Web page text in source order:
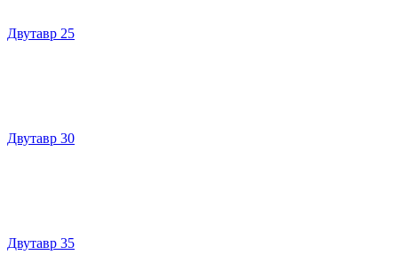
Двутавр 25
Двутавр 30
Двутавр 35